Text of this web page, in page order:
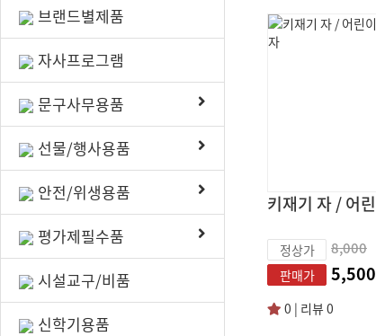
브랜드별제품
자사프로그램
문구사무용품
선물/행사용품
안전/위생용품
평가제필수품
시설교구/비품
신학기용품
정상가 8,000
판매가 5,500
0 | 리뷰 0